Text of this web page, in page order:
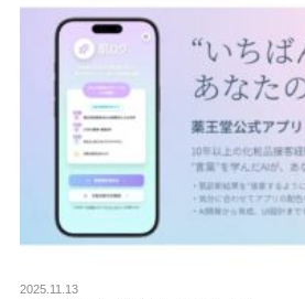
2025.11.13